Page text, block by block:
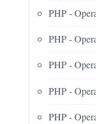
PHP -
PHP -
PHP -
PHP -
PHP -